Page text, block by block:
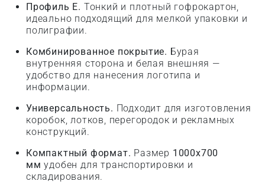
Профиль E. Тонкий и плотный гофрокартон,
идеально подходящий для мелкой упаковки и
полиграфии.
Комбинированное покрытие. Бурая
внутренняя сторона и белая внешняя —
удобство для нанесения логотипа и
информации.
Универсальность. Подходит для изготовления
коробок, лотков, перегородок и рекламных
конструкций.
Компактный формат. Размер 1000x700
мм удобен для транспортировки и
складирования.